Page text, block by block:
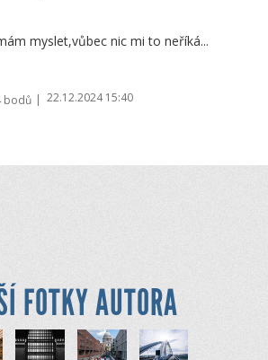
myslet,vůbec nic mi to neříká...
bodů | 22.12.2024 15:40
FOTKY AUTORA